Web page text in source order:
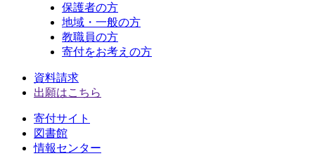
保護者の方
地域・一般の方
教職員の方
寄付をお考えの方
資料請求
出願はこちら
寄付サイト
図書館
情報センター